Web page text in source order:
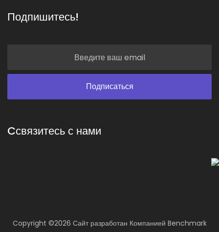
Подпишитесь!
Cсвязитесь с нами
Copyright ©2026 Сайт разработан Компанией Benchmark